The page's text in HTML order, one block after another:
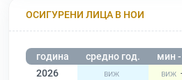
ОСИГУРЕНИ ЛИЦА В НОИ
година средно год. мин
2026